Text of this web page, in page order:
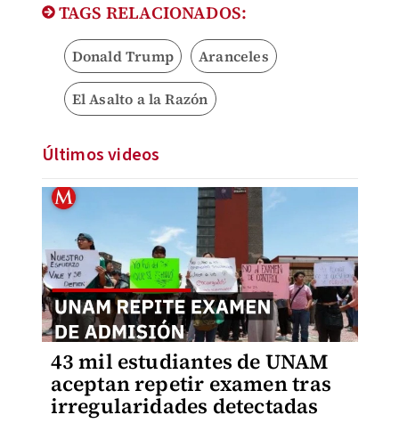
TAGS RELACIONADOS:
Donald Trump Aranceles
El Asalto a la Razón
Últimos videos
43 mil estudiantes de UNAM
aceptan repetir examen tras
irregularidades detectadas